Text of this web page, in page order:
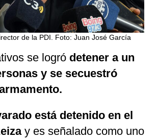
de la PDI. Foto: Juan José García
se logró detener a un
y se secuestró
está detenido en el
y es señalado como uno